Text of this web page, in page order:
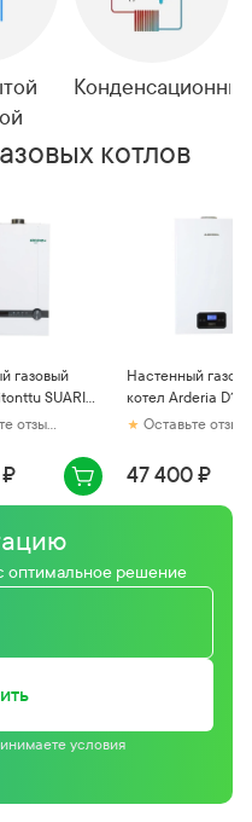
котлов
газовый
SUARI
первым
Настенный
котел Arderia D16
v3 Оставьте отзыв первым
47 400 ₽
оптимальное решение
условия